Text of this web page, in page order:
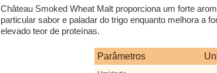
Château Smoked Wheat Malt proporciona um forte
particular sabor e paladar do trigo enquanto melhora a
elevado teor de proteínas.
Parâmetros